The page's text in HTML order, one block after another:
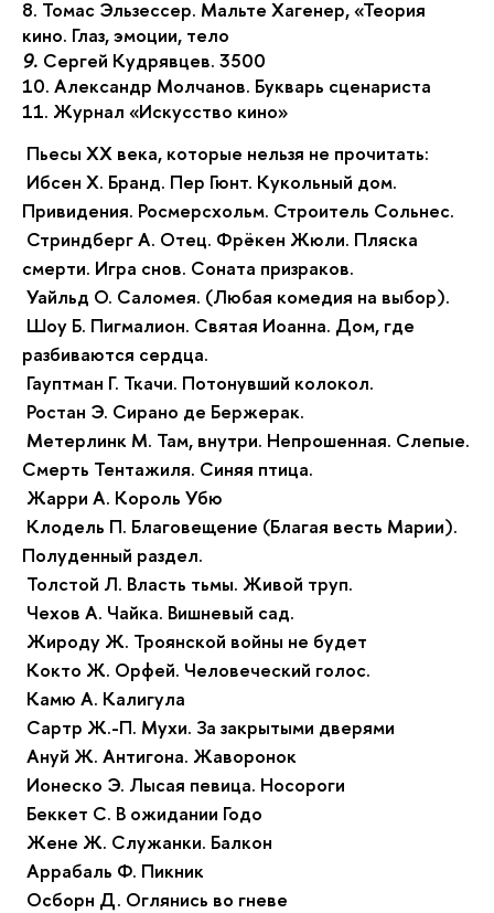
8. Томас Эльзессер. Мальте Хагенер, «Теория
кино. Глаз, эмоции, тело
9. Сергей Кудрявцев. 3500
10. Александр Молчанов. Букварь сценариста
11. Журнал «Искусство кино»
Пьесы ХХ века, которые нельзя не прочитать:
Ибсен Х. Бранд. Пер Гюнт. Кукольный дом.
Привидения. Росмерсхольм. Строитель Сольнес.
Стриндберг А. Отец. Фрёкен Жюли. Пляска
смерти. Игра снов. Соната призраков.
Уайльд О. Саломея. (Любая комедия на выбор).
Шоу Б. Пигмалион. Святая Иоанна. Дом, где
разбиваются сердца.
Гауптман Г. Ткачи. Потонувший колокол.
Ростан Э. Сирано де Бержерак.
Метерлинк М. Там, внутри. Непрошенная. Слепые.
Смерть Тентажиля. Синяя птица.
Жарри А. Король Убю
Клодель П. Благовещение (Благая весть Марии).
Полуденный раздел.
Толстой Л. Власть тьмы. Живой труп.
Чехов А. Чайка. Вишневый сад.
Жироду Ж. Троянской войны не будет
Кокто Ж. Орфей. Человеческий голос.
Камю А. Калигула
Сартр Ж.-П. Мухи. За закрытыми дверями
Ануй Ж. Антигона. Жаворонок
Ионеско Э. Лысая певица. Носороги
Беккет С. В ожидании Годо
Жене Ж. Служанки. Балкон
Аррабаль Ф. Пикник
Осборн Д. Оглянись во гневе